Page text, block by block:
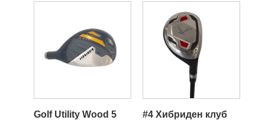
Golf Utility Wood 5 #4 Хибриден клуб